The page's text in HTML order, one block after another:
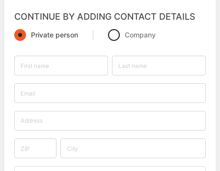
CONTINUE BY ADDING CONTACT DETAILS
Private person Company